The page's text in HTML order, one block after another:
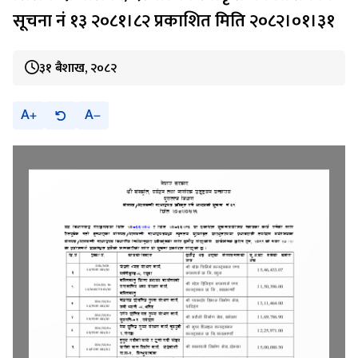
सूचना नं १३ २०८१।८२ प्रकाशित मिति २०८२।०१।३१
३१ बैशाख, २०८२
A A